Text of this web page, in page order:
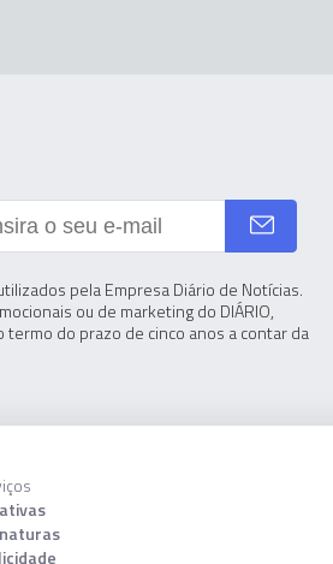
pela Empresa Diário de Notícias.
ou de marketing do DIÁRIO,
do prazo de cinco anos a contar da